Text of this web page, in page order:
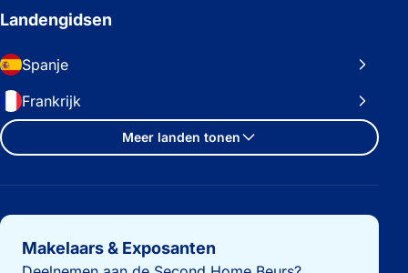
Landengidsen
Spanje
Frankrijk
Meer landen tonen
Belangrijke links
Makelaars & Exposanten